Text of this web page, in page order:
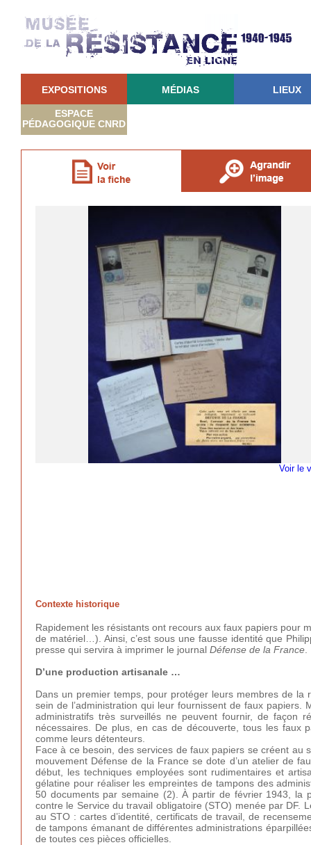
EXPOSITIONS MÉDIAS LIEUX
ESPACE
PÉDAGOGIQUE CNRD
Voir le
Contexte historique
Rapidement les résistants ont recours aux faux papiers pour
de matériel…). Ainsi, c’est sous une fausse identité que
presse qui servira à imprimer le journal Défense de la France
D’une production artisanale …
Dans un premier temps, pour protéger leurs membres de
sein de l’administration qui leur fournissent de faux papiers.
administratifs très surveillés ne peuvent fournir, de façon
nécessaires. De plus, en cas de découverte, tous les faux
comme leurs détenteurs.
Face à ce besoin, des services de faux papiers se créent
mouvement Défense de la France se dote d’un atelier de
début, les techniques employées sont rudimentaires et
gélatine pour réaliser les empreintes de tampons des
50 documents par semaine (2). À partir de février 1943, la
contre le Service du travail obligatoire (STO) menée par DF.
au STO : cartes d’identité, certificats de travail, de
de tampons émanant de différentes administrations
de toutes ces pièces officielles.